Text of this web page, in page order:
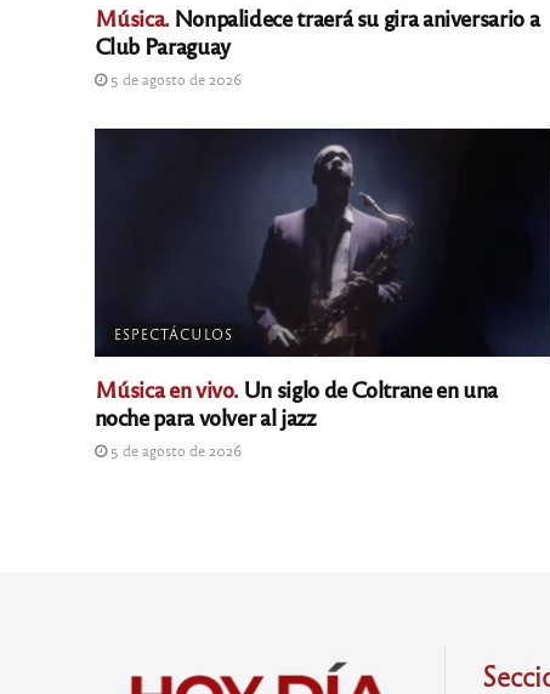
Música.Nonpalidece traerá su gira aniversario a
Club Paraguay
5 de agosto de 2026
ESPECTÁCULOS
Música en vivo. Un siglo de Coltrane en una
noche para volver al jazz
5 de agosto de 2026